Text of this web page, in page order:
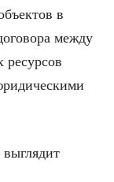
в
между
ресурсов